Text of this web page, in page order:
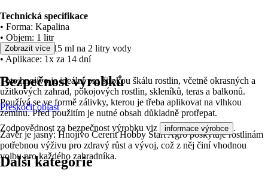
Technická specifikace
• Forma: Kapalina
• Objem: 1 litr
• Dávkování: 15 ml na 2 litry vody
• Aplikace: 1x za 14 dní
Toto hnojivo je ideální pro širokou škálu rostlin, včetně okrasných a
užitkových zahrad, pokojových rostlin, skleníků, teras a balkonů.
Používá se ve formě zálivky, kterou je třeba aplikovat na vlhkou
zeminu. Před použitím je nutné obsah důkladně protřepat.
Závěr je jasný: Hnojivo Cererit Hobby Start Agro poskytuje rostlinám
potřebnou výživu pro zdravý růst a vývoj, což z něj činí vhodnou
volbu pro každého zahradníka.
Zobrazit více
Bezpečnost výrobků
Přeskočit oblast
Zodpovědnost za bezpečnost výrobku viz informace výrobce .
Další kategorie